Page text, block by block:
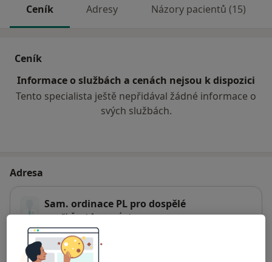
Ceník Adresy Názory pacientů (15)
Ceník
Informace o službách a cenách nejsou k dispozici
Tento specialista ještě nepřidával žádné informace o
svých službách.
Adresa
Sam. ordinace PL pro dospělé
Bratří Čapků 773, Úpice54232